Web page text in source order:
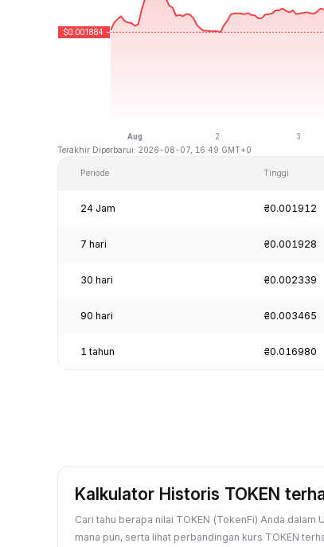
Terakhir Diperbarui: 2026-08-07, 16:49 GMT+0
Periode Tinggi
24 Jam ₴0.001912
7 hari ₴0.001928
30 hari ₴0.002339
90 hari ₴0.003465
1 tahun ₴0.016980
Kalkulator Historis TOKEN
Cari tahu berapa nilai TOKEN (TokenFi) Anda dalam
mana pun, serta lihat perbandingan kurs TOKEN